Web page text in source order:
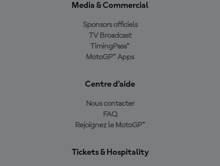
Media & Commercial
Sponsors officiels
TV Broadcast
TimingPass™
MotoGP™ Apps
Centre d'aide
Nous contacter
FAQ
Rejoignez le MotoGP™
Tickets & Hospitality